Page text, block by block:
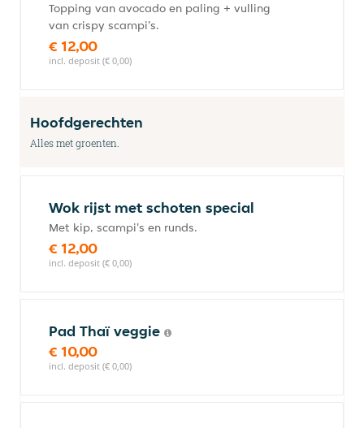
Topping van avocado en paling + vulling
van crispy scampi's.
€ 12,00
incl. deposit (€ 0,00)
Hoofdgerechten
Alles met groenten.
Wok rijst met schoten special
Met kip, scampi's en runds.
€ 12,00
incl. deposit (€ 0,00)
Pad Thaï veggie
€ 10,00
incl. deposit (€ 0,00)